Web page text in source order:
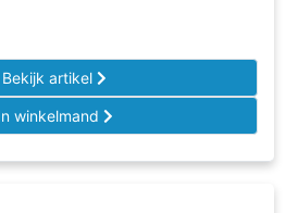
Bekijk artikel
winkelmand